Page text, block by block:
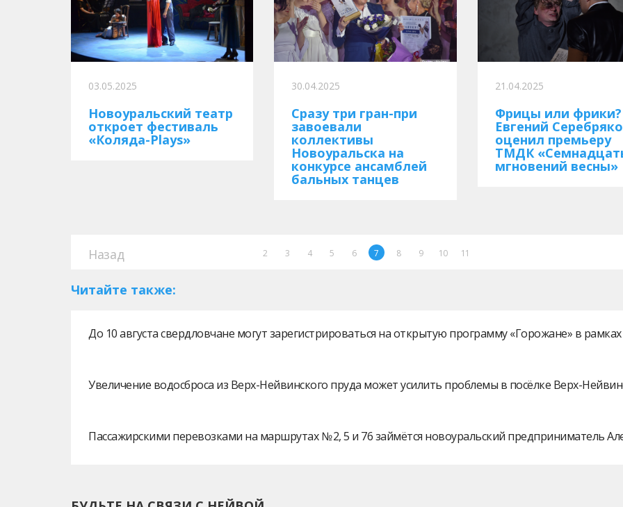
03.05.2025
Новоуральский театр
откроет фестиваль
«Коляда-Plays»
30.04.2025
Сразу три гран-при
завоевали
коллективы
Новоуральска на
конкурсе ансамблей
бальных танцев
21.04.2025
Фрицы или фрики?
Евгений
оценил премьеру
ТМДК
мгновений весны»
Назад 2 3 4 5 6 7 8 9 10 11
Читайте также:
До 10 августа свердловчане могут зарегистрироваться на открытую программу «Горожане» в
Увеличение водосброса из Верх-Нейвинского пруда может усилить проблемы в посёлке Верх-
Пассажирскими перевозками на маршрутах № 2, 5 и 76 займётся новоуральский предприниматель